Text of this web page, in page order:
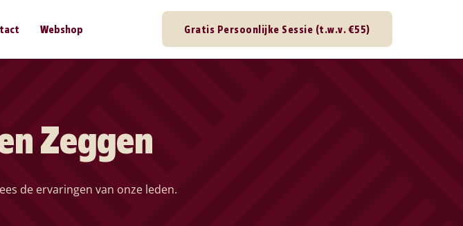
Webshop Gratis Persoonlijke Sessie (t.w.v. €55)
Zeggen
de ervaringen van onze leden.